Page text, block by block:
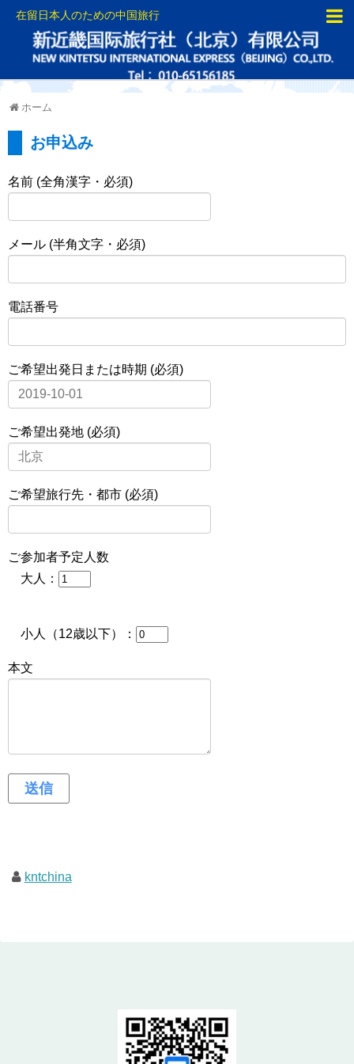
在留日本人のための中国旅行
ホーム
お申込み
名前 (全角漢字・必須)
メール (半角文字・必須)
電話番号
ご希望出発日または時期 (必須)
ご希望出発地 (必須)
ご希望旅行先・都市 (必須)
ご参加者予定人数
大人：
小人（12歳以下）：
本文
kntchina